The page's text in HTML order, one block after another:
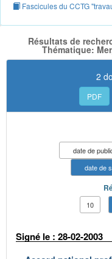
Fascicules du CCTG
Résultats de
Thématique:
2
PDF
date de
date de
10
Signé le : 28-02-2003